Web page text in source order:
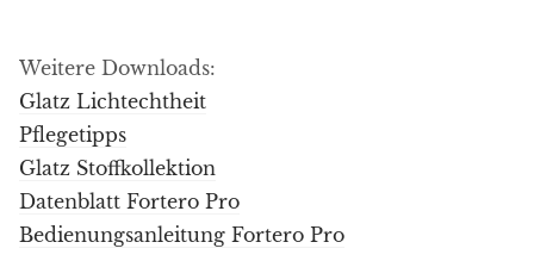
Weitere Downloads:
Glatz Lichtechtheit
Pflegetipps
Glatz Stoffkollektion
Datenblatt Fortero Pro
Bedienungsanleitung Fortero Pro